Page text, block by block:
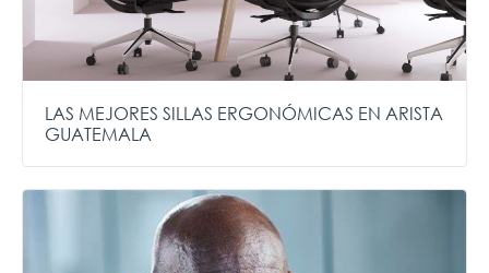
LAS MEJORES SILLAS ERGONÓMICAS EN ARISTA
GUATEMALA